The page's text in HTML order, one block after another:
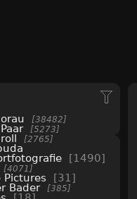
38482
5273
2765
1490
4071
Pictures
31
Bader
385